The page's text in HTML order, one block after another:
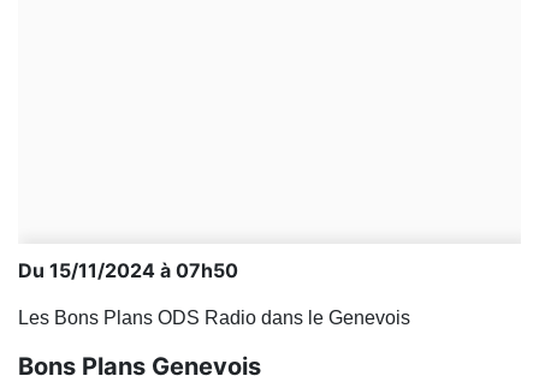
Du 15/11/2024 à 07h50
Les Bons Plans ODS Radio dans le Genevois
Bons Plans Genevois